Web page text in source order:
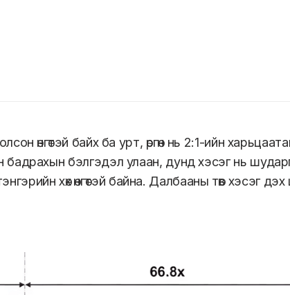
өнгөтэй байх ба урт, өргөн нь 2:1-ийн
бэлгэдэл улаан, дунд хэсэг нь
тэнгэрийн хөх өнгөтэй байна. Далбааны төв